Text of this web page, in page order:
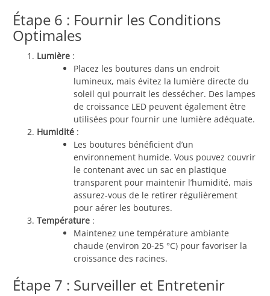
Étape 6 : Fournir les Conditions
Optimales
Lumière :
Placez les boutures dans un endroit
lumineux, mais évitez la lumière directe du
soleil qui pourrait les dessécher. Des lampes
de croissance LED peuvent également être
utilisées pour fournir une lumière adéquate.
Humidité :
Les boutures bénéficient d’un
environnement humide. Vous pouvez couvrir
le contenant avec un sac en plastique
transparent pour maintenir l’humidité, mais
assurez-vous de le retirer régulièrement
pour aérer les boutures.
Température :
Maintenez une température ambiante
chaude (environ 20-25 °C) pour favoriser la
croissance des racines.
Étape 7 : Surveiller et Entretenir